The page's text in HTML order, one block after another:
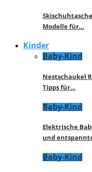
Modelle für…
Kinder
Baby-Kind
Nestschaukel
Tipps für…
Baby-Kind
Elektrische
und
Baby-Kind